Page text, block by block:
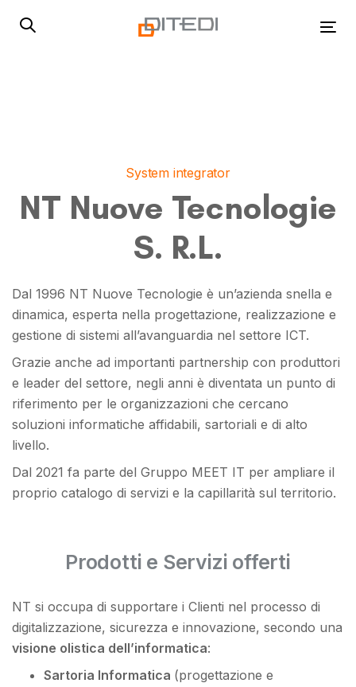
links
System integrator
NT Nuove Tecnologie
S. R.L.
Dal 1996 NT Nuove Tecnologie è un’azienda snella e
dinamica, esperta nella progettazione, realizzazione e
gestione di sistemi all’avanguardia nel settore ICT.
Grazie anche ad importanti partnership con produttori
e leader del settore, negli anni è diventata un punto di
riferimento per le organizzazioni che cercano
soluzioni informatiche affidabili, sartoriali e di alto
livello.
Dal 2021 fa parte del Gruppo MEET IT per ampliare il
proprio catalogo di servizi e la capillarità sul territorio.
Prodotti e Servizi offerti
NT si occupa di supportare i Clienti nel processo di
digitalizzazione, sicurezza e innovazione, secondo una
visione olistica dell’informatica:
Sartoria Informatica (progettazione e